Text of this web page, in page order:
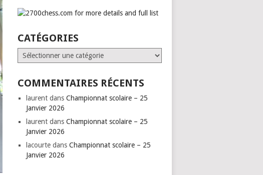
CATÉGORIES
Catégories
COMMENTAIRES RÉCENTS
laurent dansChampionnat scolaire – 25
Janvier 2026
laurent dansChampionnat scolaire – 25
Janvier 2026
lacourte dansChampionnat scolaire – 25
Janvier 2026